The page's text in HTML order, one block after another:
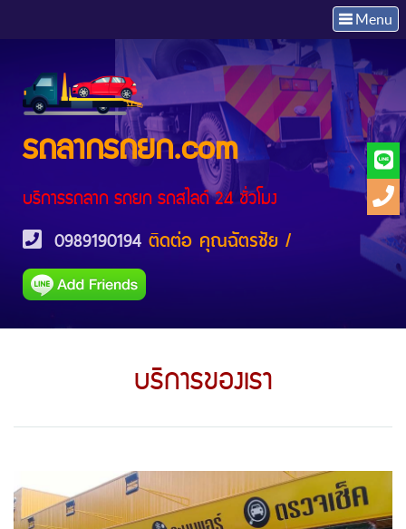
รถลากรถยก.com
บริการรถลาก รถยก รถสไลด์ 24 ชั่วโมง
0989190194 ติดต่อ คุณฉัตรชัย /
Toggle
Menu
บริการของเรา